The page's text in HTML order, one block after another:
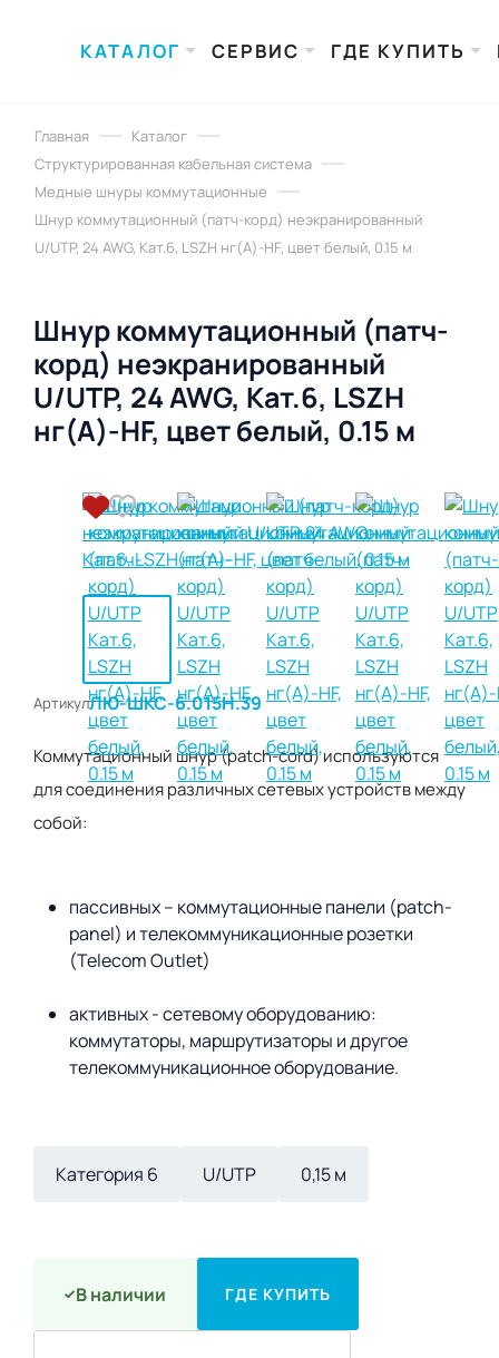
КАТАЛОГ СЕРВИС ГДЕ КУПИТЬ
Главная
Каталог
Структурированная кабельная система
Медные шнуры коммутационные
Шнур коммутационный (патч-корд) неэкранированный
U/UTP, 24 AWG, Кат.6, LSZH нг(А)-HF, цвет белый, 0.15 м
Шнур коммутационный (патч-
корд) неэкранированный
U/UTP, 24 AWG, Кат.6, LSZH
нг(А)-HF, цвет белый, 0.15 м
АртикулЛЮ-ШКС-6.015Н.39
Коммутационный шнур (patch-cord) используются
для соединения различных сетевых устройств между
собой:
пассивных – коммутационные панели (patch-
panel) и телекоммуникационные розетки
(Telecom Outlet)
активных - сетевому оборудованию:
коммутаторы, маршрутизаторы и другое
телекоммуникационное оборудование.
Категория 6 U/UTP 0,15 м
В наличии ГДЕ КУПИТЬ